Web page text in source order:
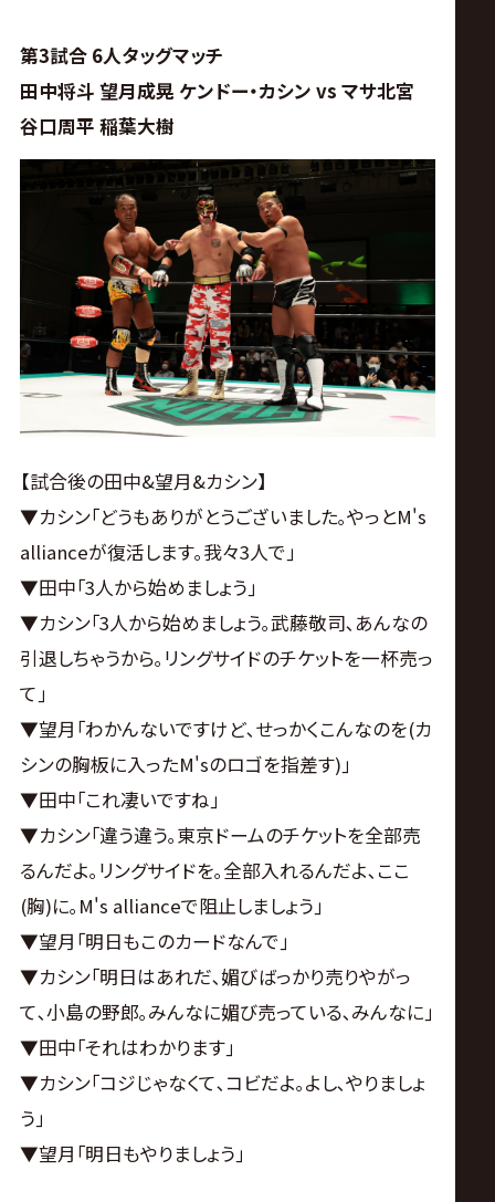
第3試合 6人タッグマッチ
田中将斗 望月成晃 ケンドー・カシン vs マサ北宮
谷口周平 稲葉大樹
【試合後の田中&望月&カシン】
▼カシン｢どうもありがとうございました｡やっとM's
allianceが復活します｡我々3人で｣
▼田中｢3人から始めましょう｣
▼カシン｢3人から始めましょう｡武藤敬司､あんなの
引退しちゃうから｡リングサイドのチケットを一杯売っ
て｣
▼望月｢わかんないですけど､せっかくこんなのを(カ
シンの胸板に入ったM'sのロゴを指差す)｣
▼田中｢これ凄いですね｣
▼カシン｢違う違う｡東京ドームのチケットを全部売
るんだよ｡リングサイドを｡全部入れるんだよ､ここ
(胸)に｡M's allianceで阻止しましょう｣
▼望月｢明日もこのカードなんで｣
▼カシン｢明日はあれだ､媚びばっかり売りやがっ
て､小島の野郎｡みんなに媚び売っている､みんなに｣
▼田中｢それはわかります｣
▼カシン｢コジじゃなくて､コビだよ｡よし､やりましょ
う｣
▼望月｢明日もやりましょう｣